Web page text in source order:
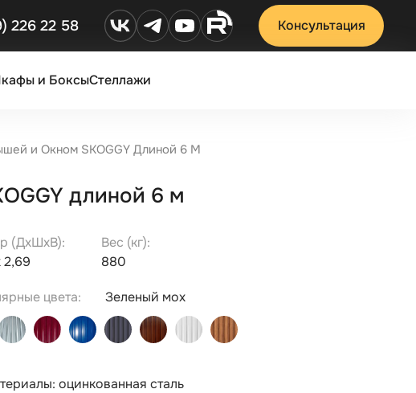
226 22 58 Консультация
и БоксыСтеллажи
и Окном SKOGGY Длиной 6 М
длиной 6 м
(ДxШxВ):
2,69
Вес (кг):
880
цвета: Зеленый мох
оцинкованная сталь